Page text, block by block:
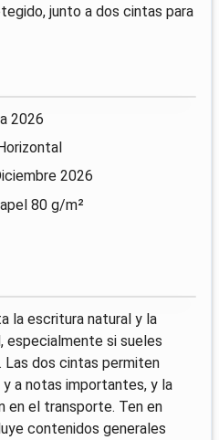
junto a dos cintas para
2026
2026
80 g/m²
la escritura natural y la
especialmente si sueles
Las dos cintas permiten
a notas importantes, y la
en el transporte. Ten en
contenidos generales